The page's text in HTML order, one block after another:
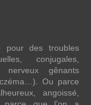
pour des troubles
conjugales,
nerveux gênants
Ou parce
angoissé,